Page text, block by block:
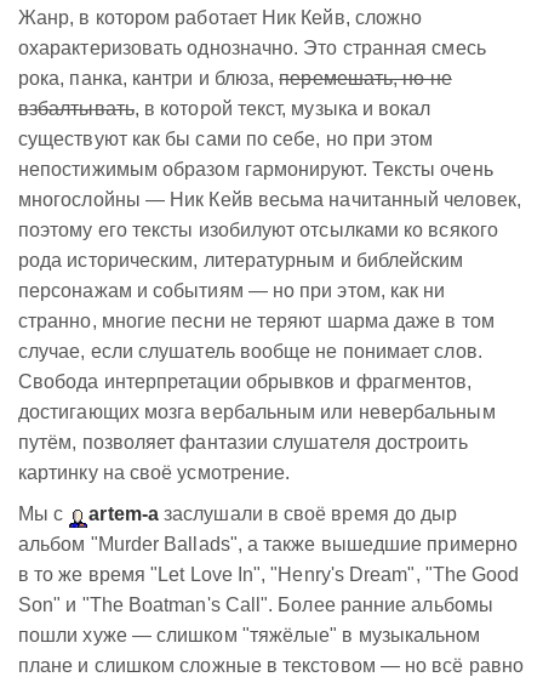
Жанр, в котором работает Ник Кейв, сложно
охарактеризовать однозначно. Это странная смесь
рока, панка, кантри и блюза,перемешать, но не
взбалтывать, в которой текст, музыка и вокал
существуют как бы сами по себе, но при этом
непостижимым образом гармонируют. Тексты очень
многослойны — Ник Кейв весьма начитанный человек,
поэтому его тексты изобилуют отсылками ко всякого
рода историческим, литературным и библейским
персонажам и событиям — но при этом, как ни
странно, многие песни не теряют шарма даже в том
случае, если слушатель вообще не понимает слов.
Свобода интерпретации обрывков и фрагментов,
достигающих мозга вербальным или невербальным
путём, позволяет фантазии слушателя достроить
картинку на своё усмотрение.
Мы с
artem-aзаслушали в своё время до дыр
альбом "Murder Ballads", а также вышедшие примерно
в то же время "Let Love In", "Henry's Dream", "The Good
Son" и "The Boatman's Call". Более ранние альбомы
пошли хуже — слишком "тяжёлые" в музыкальном
плане и слишком сложные в текстовом — но всё равно